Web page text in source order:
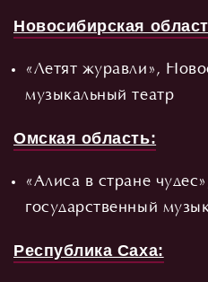
Новосибирская
«Летят журавли»,
музыкальный театр
Омская область:
«Алиса в стране
государственный
Республика Саха: